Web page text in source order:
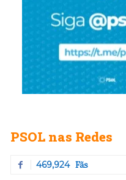
PSOL nas Redes
469,924 Fãs